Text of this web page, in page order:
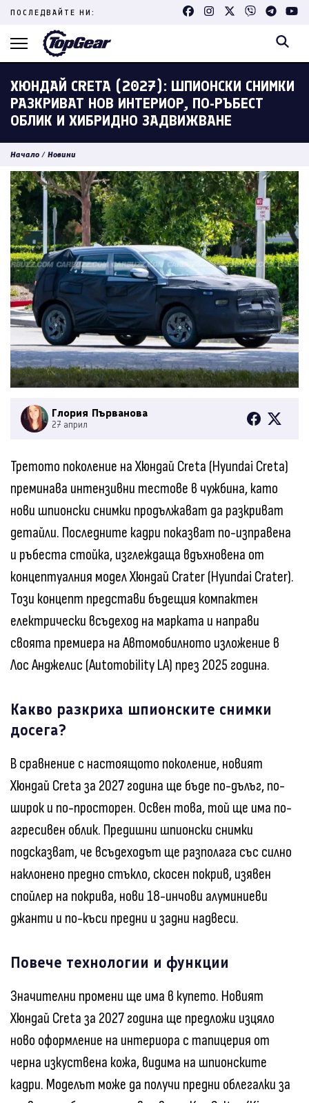
Skip
content
ПОСЛЕДВАЙТЕ НИ:
ХЮНДАЙ CRETA (2027): ШПИОНСКИ СНИМКИ
РАЗКРИВАТ НОВ ИНТЕРИОР, ПО-РЪБЕСТ
ОБЛИК И ХИБРИДНО ЗАДВИЖВАНЕ
Начало / Новини
Глория Първанова
27 април
Третото поколение на Хюндай Creta (Hyundai Creta)
преминава интензивни тестове в чужбина, като
нови шпионски снимки продължават да разкриват
детайли. Последните кадри показват по-изправена
и ръбеста стойка, изглеждаща вдъхновена от
концептуалния модел Хюндай Crater (Hyundai Crater).
Този концепт представи бъдещия компактен
електрически всъдеход на марката и направи
своята премиера на Автомобилното изложение в
Лос Анджелис (Automobility LA) през 2025 година.
Какво разкриха шпионските снимки
досега?
В сравнение с настоящото поколение, новият
Хюндай Creta за 2027 година ще бъде по-дълъг, по-
широк и по-просторен. Освен това, той ще има по-
агресивен облик. Предишни шпионски снимки
подсказват, че всъдеходът ще разполага със силно
наклонено предно стъкло, скосен покрив, изявен
спойлер на покрива, нови 18-инчови алуминиеви
джанти и по-къси предни и задни надвеси.
Повече технологии и функции
Значителни промени ще има в купето. Новият
Хюндай Creta за 2027 година ще предложи изцяло
ново оформление на интериора с тапицерия от
черна изкуствена кожа, видима на шпионските
кадри. Моделът може да получи предни облегалки за